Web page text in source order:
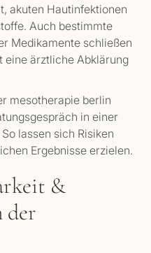
akuten Hautinfektionen
Auch bestimmte
Medikamente schließen
eine ärztliche Abklärung
mesotherapie berlin
in einer
lassen sich Risiken
Ergebnisse erzielen.
&
der